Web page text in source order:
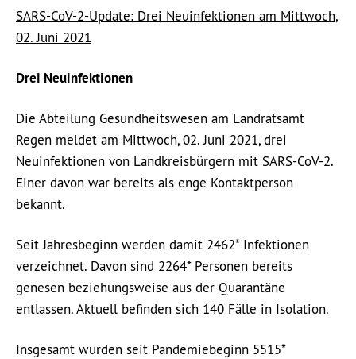
SARS-CoV-2-Update: Drei Neuinfektionen am Mittwoch,
02. Juni 2021
Drei Neuinfektionen
Die Abteilung Gesundheitswesen am Landratsamt
Regen meldet am Mittwoch, 02. Juni 2021, drei
Neuinfektionen von Landkreisbürgern mit SARS-CoV-2.
Einer davon war bereits als enge Kontaktperson
bekannt.
Seit Jahresbeginn werden damit 2462* Infektionen
verzeichnet. Davon sind 2264* Personen bereits
genesen beziehungsweise aus der Quarantäne
entlassen. Aktuell befinden sich 140 Fälle in Isolation.
Insgesamt wurden seit Pandemiebeginn 5515*